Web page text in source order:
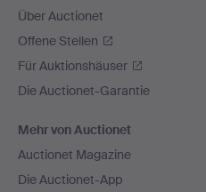
Über Auctionet
Offene Stellen
Für Auktionshäuser
Die Auctionet-Garantie
Mehr von Auctionet
Auctionet Magazine
Die Auctionet-App